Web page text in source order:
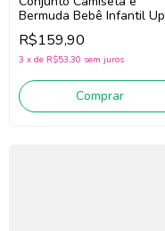
Bermuda Bebê Infantil Up
Baby 47112 (Off
White/Azul)
R$159,90
3 x de R$53,30 sem juros
Comprar